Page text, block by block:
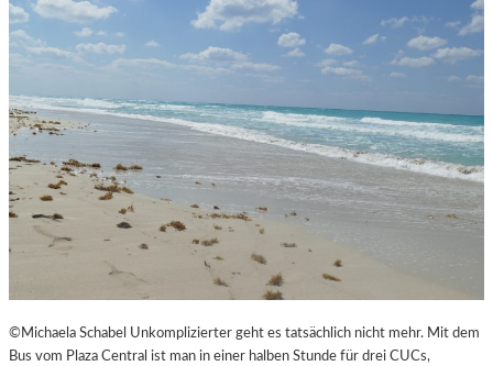
©Michaela Schabel Unkomplizierter geht es tatsächlich nicht mehr. Mit dem
Bus vom Plaza Central ist man in einer halben Stunde für drei CUCs,